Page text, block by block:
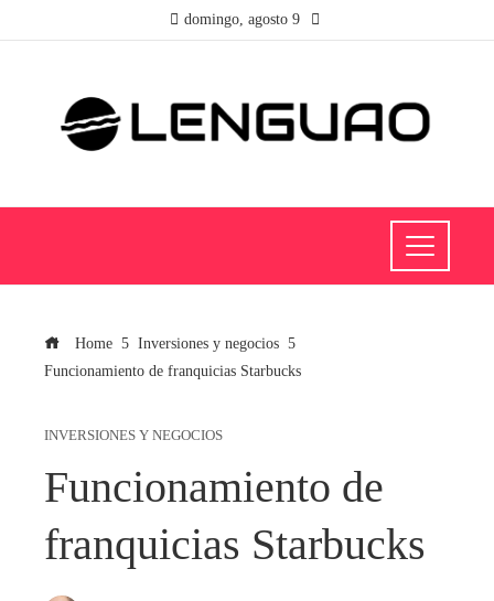
domingo, agosto 9
Home
Inversiones y negocios
Funcionamiento de franquicias Starbucks
INVERSIONES Y NEGOCIOS
Funcionamiento de
franquicias Starbucks